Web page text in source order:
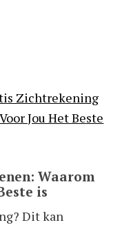
Waarom
is
Dit kan